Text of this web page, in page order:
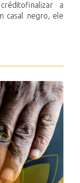
a
casal negro, ele